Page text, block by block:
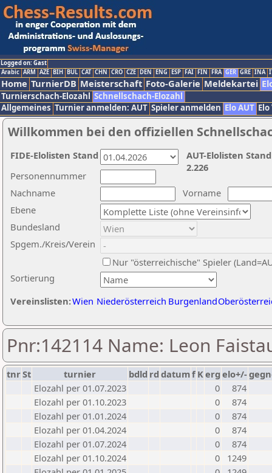
Logged on: Gast
Arabic ARM AZE BIH BUL CAT CHN CRO CZE DEN ENG ESP FAI FIN FRA GER GRE INA
Home TurnierDB Meisterschaft Foto-Galerie Meldekartei
Turnierschach-Elozahl Schnellschach-Elozahl
Allgemeines Turnier anmelden: AUT Spieler anmelden Elo AUT
Willkommen bei den offiziellen
Nachname
Vorname
Ebene
Sortierung
Personennummer
Bundesland
Spgem./Kreis/Verein
Nur "österreichische" Spieler
Vereinslisten:Wien Niederösterreich Burgenland
AUT-Elolisten
2.226
FIDE-Elolisten Stand
Pnr:142114 Name: Leon
tnrSt turnier bdld rd datumf Kerg elo+/-
Elozahl per 01.07.2023
0
874
Elozahl per 01.10.2023
0
874
Elozahl per 01.01.2024
0
874
Elozahl per 01.04.2024
0
874
Elozahl per 01.07.2024
0
874
Elozahl per 01.10.2024
0
1249